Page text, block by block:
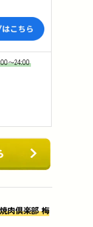
〜24:00
肉倶楽部 梅